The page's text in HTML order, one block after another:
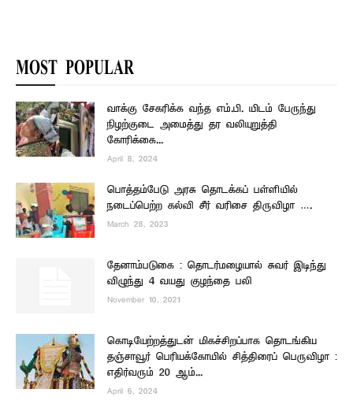
MOST POPULAR
வாக்கு சேகரிக்க வந்த எம்.பி. யிடம் பேருந்து
நிழற்குடை அமைத்து தர வலியுறுத்தி
கோரிக்கை...
April 8, 2024
பொத்தம்பேடு அரசு தொடக்கப் பள்ளியில்
நடைப்பெற்ற கல்வி சீர் வரிசை திருவிழா ….
March 28, 2023
தேனாம்படுகை : தொடர்மழையால் சுவர் இடிந்து
விழுந்து 4 வயது குழந்தை பலி
November 10, 2021
கொடியேற்றத்துடன் மிகச்சிறப்பாக தொடங்கிய
தஞ்சாவூர் பெரியக்கோயில் சித்திரைப் பெருவிழா :
எதிர்வரும் 20 ஆம்...
April 6, 2024